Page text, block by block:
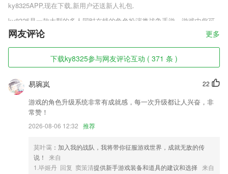
ky8325APP,现在下载,新用户还送新人礼包.
ky8325是一款大型的多人同时在线的角色扮演类战争手游，游戏中您可
以和全世界的玩家交朋友或者是和他们一同竞技，感受战争的乐趣，霸主
荣耀虚位以待，各国语言实时翻译，建设宏伟的城市，参与热血的战争，
攻打其他玩家，在攻防之间体验战争的热血沸腾，你也可以招募你的军队
运筹帷幄，决胜千里。
ky8325软件特色
1,旨在为现代人提供便捷有效的健康，支持让用户体验足不出户的健康服
4,简单日语五十音,快速搞定50音图!2265日语初学者的日语入门学堂!
5,【直播板块：互动性】
网友评论 更多
下载ky8325参与网友评论互动 ( 371 条 )
22
易琬岚
游戏的角色升级系统非常有成就感，每一次升级都让人兴奋，非
常赞！
2026-08-06 12:32 推荐
莫叶霭 ：加入我的战队，我将带你征服游戏世界，成就无敌的传
说！
来自
1.毕姬丹 回复 窦策清提供新手游戏装备和道具的建议和选择 来自